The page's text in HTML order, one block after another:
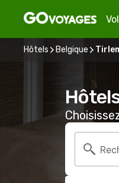
Hôtels Belgique